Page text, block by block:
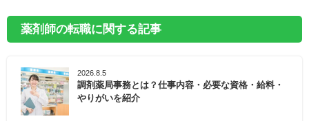
薬剤師の転職に関する記事
2026.8.5
調剤薬局事務とは？仕事内容・必要な資格・給料・
やりがいを紹介